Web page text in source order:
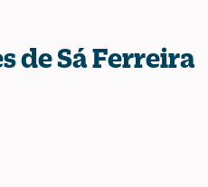
de Sá Ferreira